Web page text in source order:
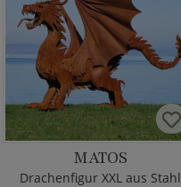
MATOS
Drachenfigur XXL aus Stahl